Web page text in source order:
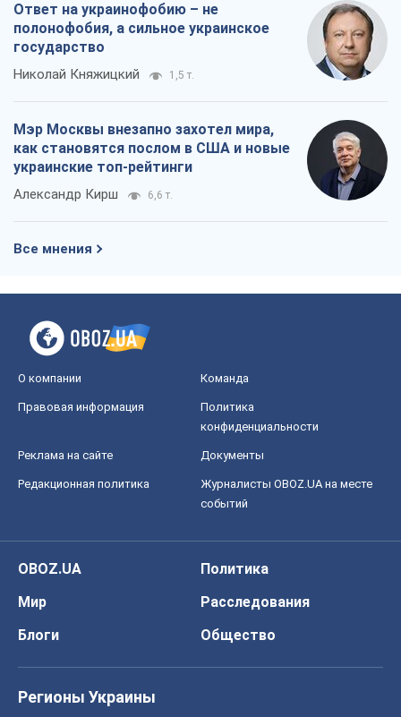
Ответ на украинофобию – не
полонофобия, а сильное украинское
государство
Николай Княжицкий 1,5 т.
Мэр Москвы внезапно захотел мира,
как становятся послом в США и новые
украинские топ-рейтинги
Александр Кирш 6,6 т.
Все мнения
О компании Команда
Правовая информация
Политика
конфиденциальности
Реклама на сайте Документы
Редакционная политика
Журналисты OBOZ.UA на месте
событий
OBOZ.UA
Политика
Мир
Расследования
Блоги
Общество
Регионы Украины